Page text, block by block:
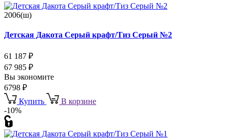
2006(ш)
Детская Дакота Серый крафт/Тиз Серый №2
61 187 ₽
67 985 ₽
Вы экономите
6798 ₽
Купить
В корзине
-10%